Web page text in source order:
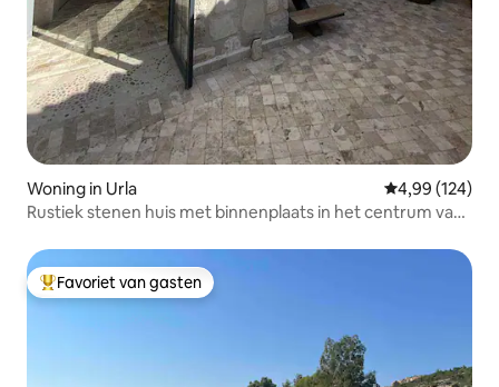
Woning in Urla Gemiddelde
4,99 (124)
Rustiek stenen huis met binnenplaats in het centrum van
Topfavoriet van gasten
Favoriet van gasten